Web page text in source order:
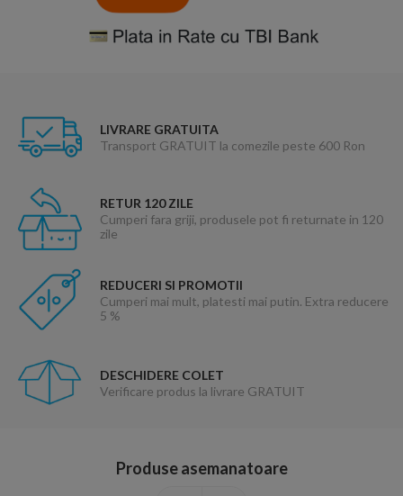
LIVRARE GRATUITA
Transport GRATUIT la comezile peste 600 Ron
RETUR 120 ZILE
Cumperi fara griji, produsele pot fi returnate in 120
zile
REDUCERI SI PROMOTII
Cumperi mai mult, platesti mai putin. Extra reducere
5 %
DESCHIDERE COLET
Verificare produs la livrare GRATUIT
Produse asemanatoare